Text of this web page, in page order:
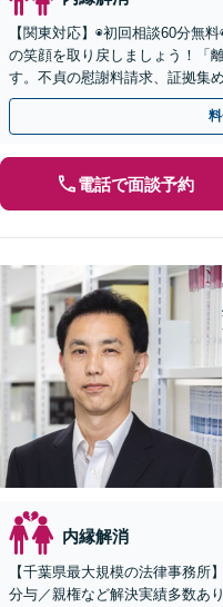
【関東対応】◉初回相談60分無
の笑顔を取り戻しましょう！「
す。不貞の慰謝料請求、証拠集
の解決をご提案し、最後まで丁
電話で面談予約
内縁解消
【千葉県最大規模の法律事務所
分与／親権など解決実績多数あ